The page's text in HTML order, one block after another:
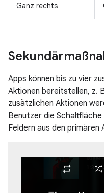
Ganz rechts
Apps können bis zu vier
Aktionen bereitstellen, z.
zusätzlichen Aktionen
Benutzer die
Feldern aus den primären